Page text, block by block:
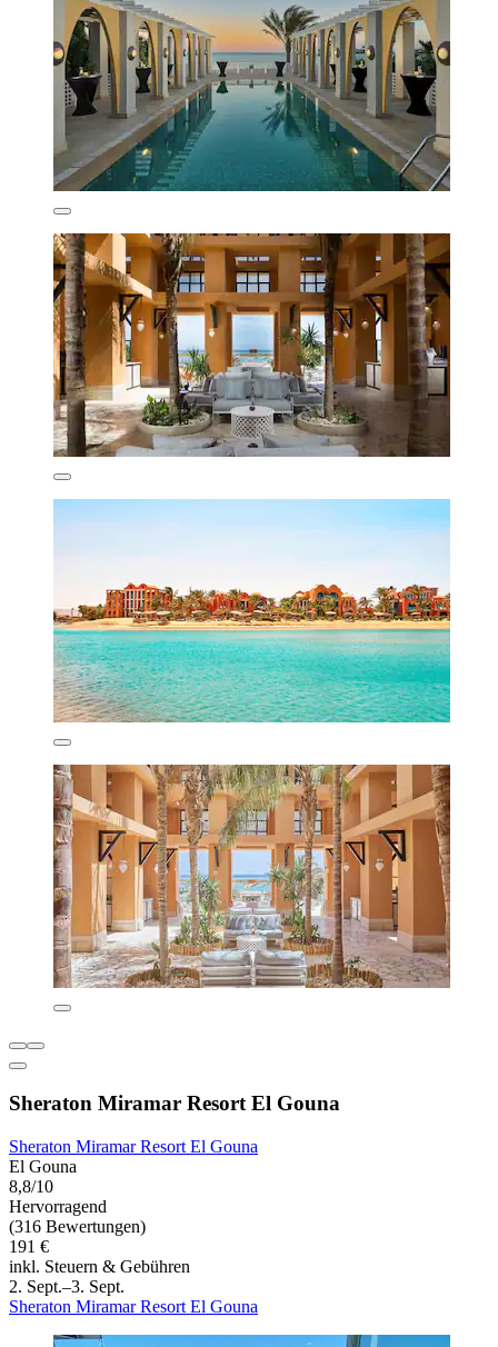
Sheraton Miramar Resort El Gouna
Sheraton Miramar Resort El Gouna
El Gouna
8,8/10
Hervorragend
(316 Bewertungen)
191 €
inkl. Steuern & Gebühren
2. Sept.–3. Sept.
Sheraton Miramar Resort El Gouna